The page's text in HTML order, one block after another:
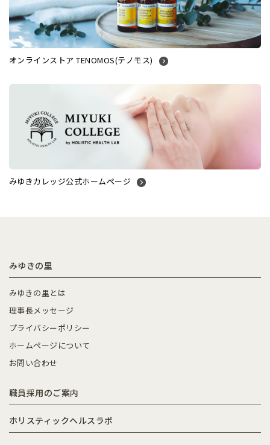
オンラインストア TENOMOS(テノモス)
みゆきカレッジ公式ホームページ
みゆきの里
みゆきの里とは
理事長メッセージ
プライバシーポリシー
ホームページについて
お問い合わせ
職員採用のご案内
ホリスティックヘルスラボ